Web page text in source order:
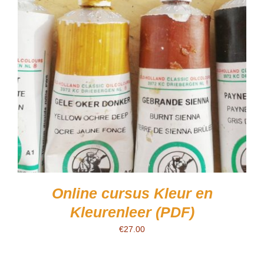
Online cursus Kleur en
Kleurenleer (PDF)
€27.00